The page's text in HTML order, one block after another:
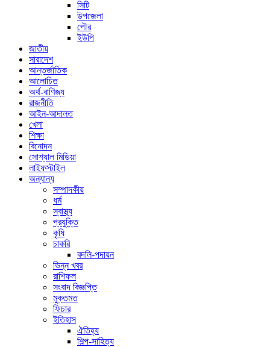
সিটি
উপজেলা
পৌর
ইউপি
জাতীয়
সারাদেশ
আন্তর্জাতিক
আলোচিত
অর্থ-বাণিজ্য
রাজনীতি
আইন-আদালত
খেলা
শিক্ষা
বিনোদন
সোশ্যাল মিডিয়া
লাইফস্টাইল
অন্যান্য
সম্পাদকীয়
ধর্ম
স্বাস্থ্য
প্রযুক্তি
কৃষি
চাকরি
বদলি-পদায়ন
ভিন্ন খবর
রাশিফল
সংবাদ বিজ্ঞপ্তি
মুক্তমত
ফিচার
ইতিহাস
ঐতিহ্য
শিল্প-সাহিত্য